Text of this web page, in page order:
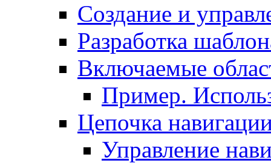
Создание и
Разработка
Включаемые
Пример.
Цепочка
Управление